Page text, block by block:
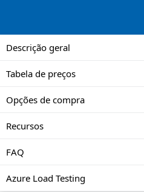
Descrição geral
Tabela de preços
Opções de compra
Recursos
FAQ
Azure Load Testing